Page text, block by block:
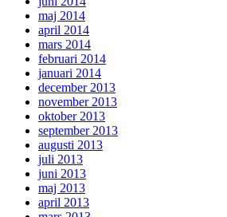
maj 2014
april 2014
mars 2014
februari 2014
januari 2014
december 2013
november 2013
oktober 2013
september 2013
augusti 2013
juli 2013
juni 2013
maj 2013
april 2013